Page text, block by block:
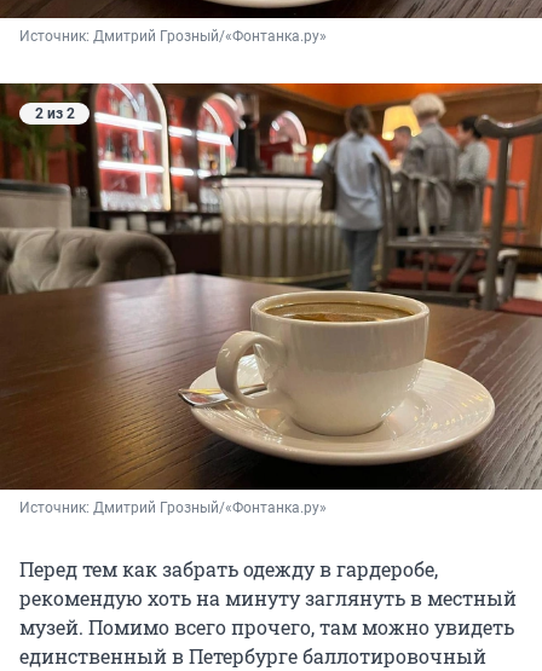
Источник: Дмитрий Грозный/«Фонтанка.ру»
2 из 2
Источник: Дмитрий Грозный/«Фонтанка.ру»
Перед тем как забрать одежду в гардеробе,
рекомендую хоть на минуту заглянуть в местный
музей. Помимо всего прочего, там можно увидеть
единственный в Петербурге баллотировочный